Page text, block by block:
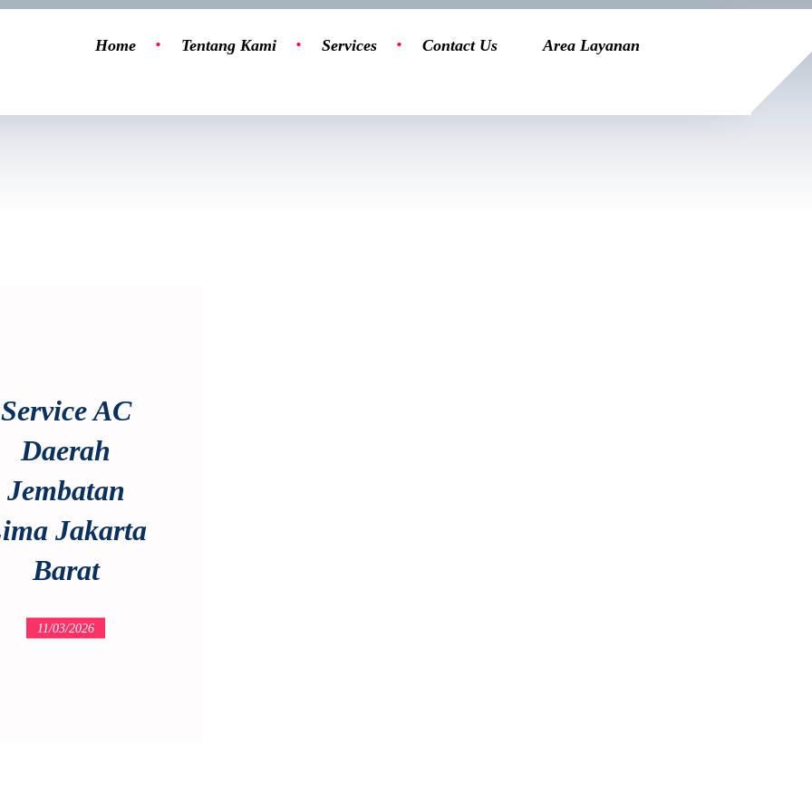
Home Tentang Kami Services Contact Us Area Layanan
Service AC
Daerah
Jembatan
Jakarta
Barat
11/03/2026